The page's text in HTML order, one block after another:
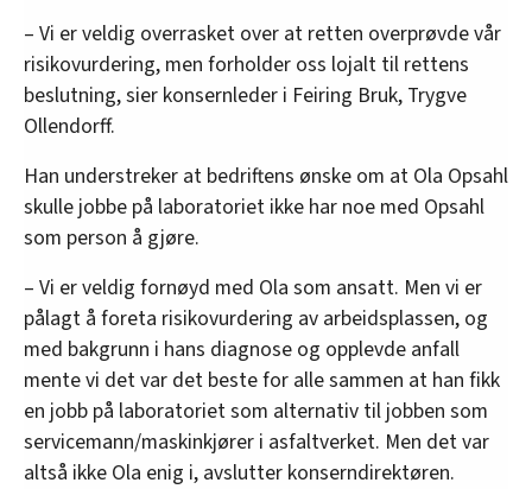
– Vi er veldig overrasket over at retten overprøvde vår
risikovurdering, men forholder oss lojalt til rettens
beslutning, sier konsernleder i Feiring Bruk, Trygve
Ollendorff.
Han understreker at bedriftens ønske om at Ola Opsahl
skulle jobbe på laboratoriet ikke har noe med Opsahl
som person å gjøre.
– Vi er veldig fornøyd med Ola som ansatt. Men vi er
pålagt å foreta risikovurdering av arbeidsplassen, og
med bakgrunn i hans diagnose og opplevde anfall
mente vi det var det beste for alle sammen at han fikk
en jobb på laboratoriet som alternativ til jobben som
servicemann/maskinkjører i asfaltverket. Men det var
altså ikke Ola enig i, avslutter konserndirektøren.